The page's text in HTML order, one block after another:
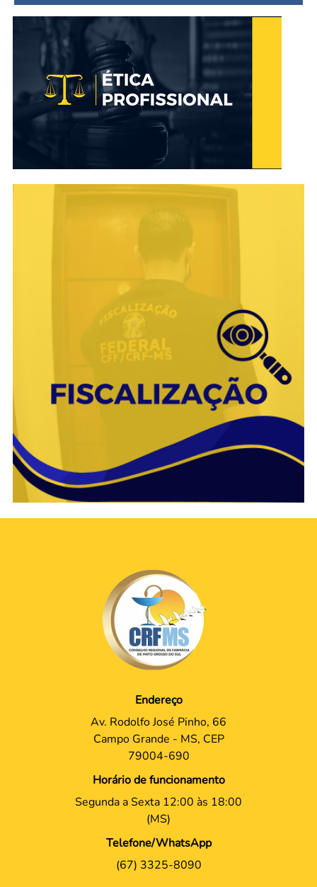
Endereço
Av. Rodolfo José Pinho, 66
Campo Grande - MS, CEP
79004-690
Horário de funcionamento
Segunda a Sexta 12:00 às 18:00
(MS)
Telefone/WhatsApp
(67) 3325-8090